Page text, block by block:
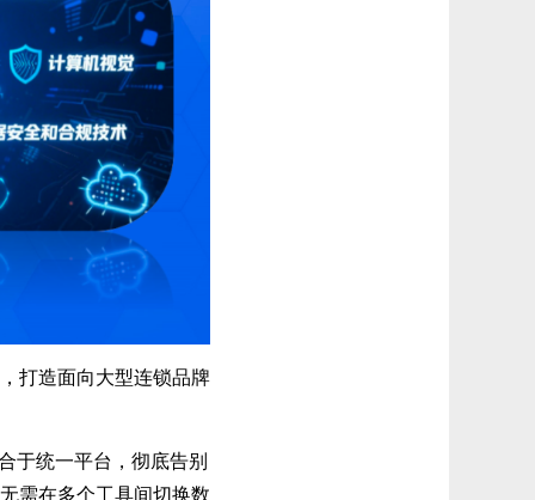
打造面向大型连锁品牌
于统一平台，彻底告别
需在多个工具间切换数